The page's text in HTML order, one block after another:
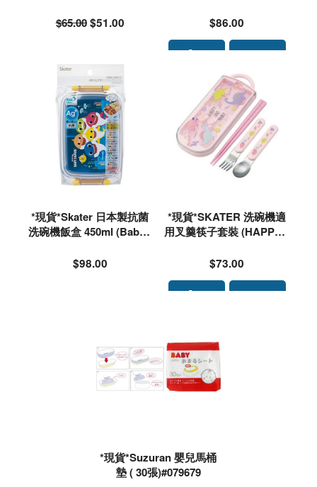
$65.00$51.00
$86.00
*現貨*Skater 日本製抗菌
洗碗機飯盒 450ml (BabyS
$98.00
*現貨*SKATER 洗碗機適
用叉羹筷子套裝 (HAPPY&
$73.00
*現貨*Suzuran 嬰兒馬桶
墊 ( 30張)#079679